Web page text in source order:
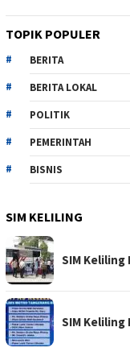
TOPIK POPULER
BERITA
BERITA LOKAL
POLITIK
PEMERINTAH
BISNIS
SIM KELILING
SIM Keliling
SIM Keliling